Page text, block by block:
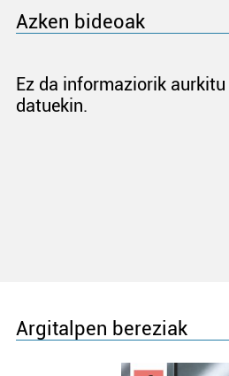
Azken bideoak
Ez da informaziorik
datuekin.
Argitalpen bereziak